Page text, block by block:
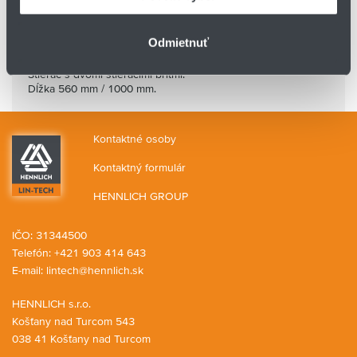
Odmietnuť
FBA-E 18D / E 20D a E 25D
Stierač s dvomi stieracími britmi.
Dĺžka 560 mm / 1000 mm.
Kontaktné osoby
Kontaktný formulár
HENNLICH GROUP
HENNLICH s.r.o.
Košťany nad Turcom 543
038 41 Košťany nad Turcom
IČO: 31344500
Telefón: +421 903 414 643
E-mail: lintech@hennlich.sk